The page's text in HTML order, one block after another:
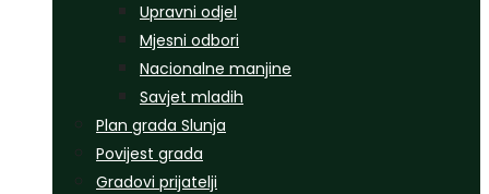
Upravni odjel
Mjesni odbori
Nacionalne manjine
Savjet mladih
Plan grada Slunja
Povijest grada
Gradovi prijatelji